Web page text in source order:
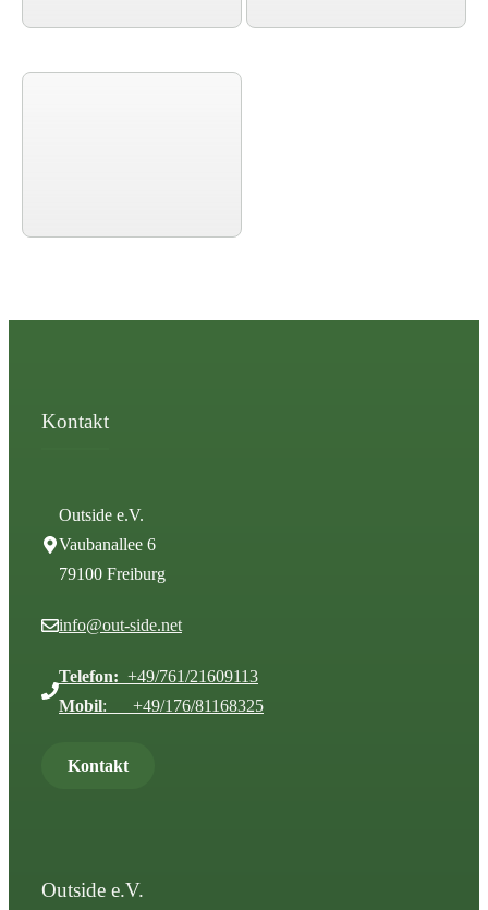
Kontakt
Outside e.V.
Vaubanallee 6
79100 Freiburg
info@out-side.net
Telefon: +49/761/21609113
Mobil: +49/176/81168325
Kontakt
Outside e.V.